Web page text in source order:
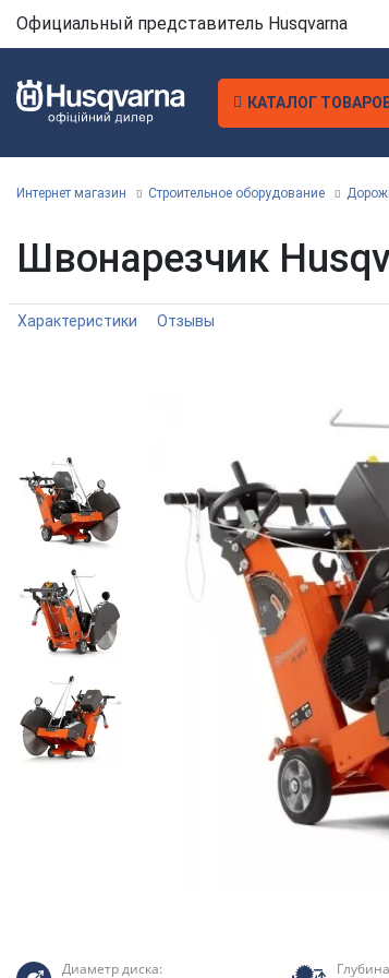
Официальный представитель Husqvarna
КАТАЛОГ
Интернет магазин Строительное оборудование
Швонарезчик
Характеристики Отзывы
Диаметр диска: